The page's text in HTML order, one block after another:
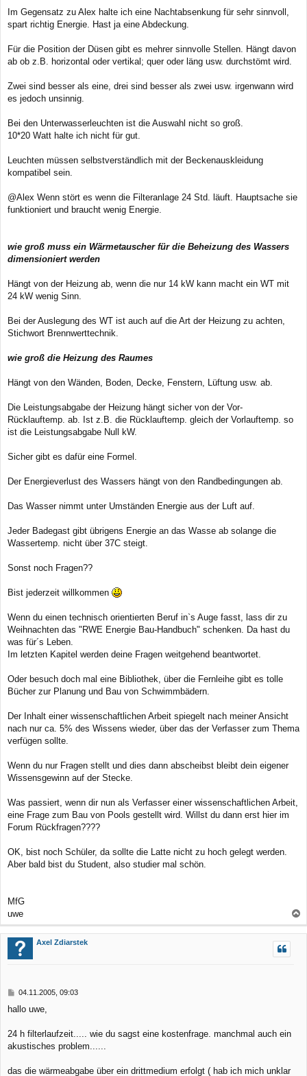
Im Gegensatz zu Alex halte ich eine Nachtabsenkung für sehr sinnvoll,
spart richtig Energie. Hast ja eine Abdeckung.
Für die Position der Düsen gibt es mehrer sinnvolle Stellen. Hängt davon
ab ob z.B. horizontal oder vertikal; quer oder läng usw. durchstömt wird.
Zwei sind besser als eine, drei sind besser als zwei usw. irgenwann wird
es jedoch unsinnig.
Bei den Unterwasserleuchten ist die Auswahl nicht so groß.
10*20 Watt halte ich nicht für gut.
Leuchten müssen selbstverständlich mit der Beckenauskleidung
kompatibel sein.
@Alex Wenn stört es wenn die Filteranlage 24 Std. läuft. Hauptsache sie
funktioniert und braucht wenig Energie.
wie groß muss ein Wärmetauscher für die Beheizung des Wassers
dimensioniert werden
Hängt von der Heizung ab, wenn die nur 14 kW kann macht ein WT mit
24 kW wenig Sinn.
Bei der Auslegung des WT ist auch auf die Art der Heizung zu achten,
Stichwort Brennwerttechnik.
wie groß die Heizung des Raumes
Hängt von den Wänden, Boden, Decke, Fenstern, Lüftung usw. ab.
Die Leistungsabgabe der Heizung hängt sicher von der Vor-
Rücklauftemp. ab. Ist z.B. die Rücklauftemp. gleich der Vorlauftemp. so
ist die Leistungsabgabe Null kW.
Sicher gibt es dafür eine Formel.
Der Energieverlust des Wassers hängt von den Randbedingungen ab.
Das Wasser nimmt unter Umständen Energie aus der Luft auf.
Jeder Badegast gibt übrigens Energie an das Wasse ab solange die
Wassertemp. nicht über 37C steigt.
Sonst noch Fragen??
Bist jederzeit willkommen
Wenn du einen technisch orientierten Beruf in`s Auge fasst, lass dir zu
Weihnachten das "RWE Energie Bau-Handbuch" schenken. Da hast du
was für´s Leben.
Im letzten Kapitel werden deine Fragen weitgehend beantwortet.
Oder besuch doch mal eine Bibliothek, über die Fernleihe gibt es tolle
Bücher zur Planung und Bau von Schwimmbädern.
Der Inhalt einer wissenschaftlichen Arbeit spiegelt nach meiner Ansicht
nach nur ca. 5% des Wissens wieder, über das der Verfasser zum Thema
verfügen sollte.
Wenn du nur Fragen stellt und dies dann abscheibst bleibt dein eigener
Wissensgewinn auf der Stecke.
Was passiert, wenn dir nun als Verfasser einer wissenschaftlichen Arbeit,
eine Frage zum Bau von Pools gestellt wird. Willst du dann erst hier im
Forum Rückfragen????
OK, bist noch Schüler, da sollte die Latte nicht zu hoch gelegt werden.
Aber bald bist du Student, also studier mal schön.
MfG
uwe
a
Axel Zdiarstek
B
i
r
a
04.11.2005, 09:03
hallo uwe,
24 h filterlaufzeit..... wie du sagst eine kostenfrage. manchmal auch ein
akustisches problem......
das die wärmeabgabe über ein drittmedium erfolgt ( hab ich mich unklar